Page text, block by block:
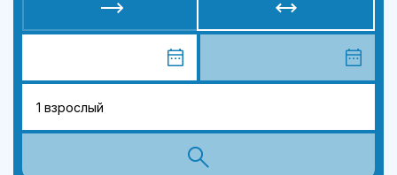
1 взрослый